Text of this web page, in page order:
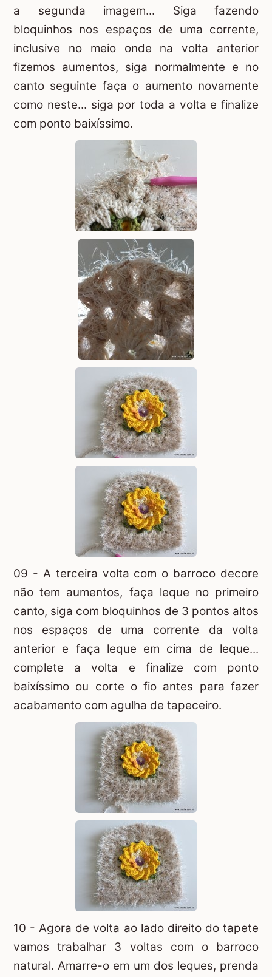
a segunda imagem... Siga fazendo
bloquinhos nos espaços de uma corrente,
inclusive no meio onde na volta anterior
fizemos aumentos, siga normalmente e no
canto seguinte faça o aumento novamente
como neste... siga por toda a volta e finalize
com ponto baixíssimo.
09 - A terceira volta com o barroco decore
não tem aumentos, faça leque no primeiro
canto, siga com bloquinhos de 3 pontos altos
nos espaços de uma corrente da volta
anterior e faça leque em cima de leque...
complete a volta e finalize com ponto
baixíssimo ou corte o fio antes para fazer
acabamento com agulha de tapeceiro.
10 - Agora de volta ao lado direito do tapete
vamos trabalhar 3 voltas com o barroco
natural. Amarre-o em um dos leques, prenda